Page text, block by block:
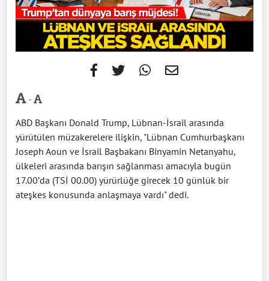
-
ABD Başkanı Donald Trump, Lübnan-İsrail arasında
yürütülen müzakerelere ilişkin, "Lübnan Cumhurbaşkanı
Joseph Aoun ve İsrail Başbakanı Binyamin Netanyahu,
ülkeleri arasında barışın sağlanması amacıyla bugün
17.00’da (TSİ 00.00) yürürlüğe girecek 10 günlük bir
ateşkes konusunda anlaşmaya vardı" dedi.